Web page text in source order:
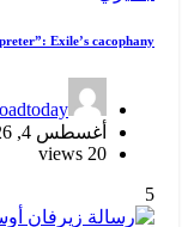
Exile’s cacophany
أغسطس 4, 2026
20 views
5